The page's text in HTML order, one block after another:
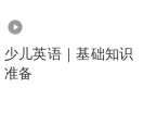
产品被错误拦截。
争议和纠纷。 查验
法装载”“鲜活”“深
也会导致查验结果
少儿英语｜基础知识
准备